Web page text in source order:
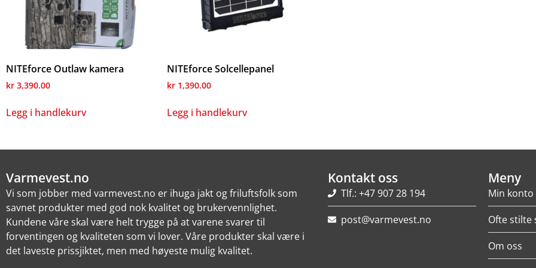
NITEforce Outlaw kamera
kr 3,390.00
Legg i handlekurv
NITEforce Solcellepanel
kr1,390.00
Legg i handlekurv
Varmevest.no
Vi som jobber med varmevest.no er ihuga jakt og friluftsfolk som
savnet produkter med god nok kvalitet og brukervennlighet.
Kundene våre skal være helt trygge på at varene svarer til
forventingen og kvaliteten som vi lover. Våre produkter skal være i
det laveste prissjiktet, men med høyeste mulig kvalitet.
Kontakt oss
Tlf.: +47 907 28 194
post@varmevest.no
Meny
Min konto
Ofte stilte
Om oss